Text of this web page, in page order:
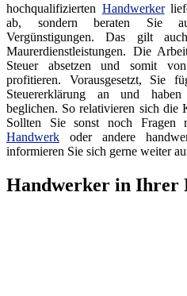
hochqualifizierten Handwerker
ab, sondern beraten Sie
Vergünstigungen. Das gilt
Maurerdienstleistungen. Die
Steuer absetzen und somit von
profitieren. Vorausgesetzt, Sie
Steuererklärung an und
beglichen. So relativieren sich die
Sollten Sie sonst noch Fragen
Handwerk oder andere
informieren Sie sich gerne weiter
Handwerker in Ihrer